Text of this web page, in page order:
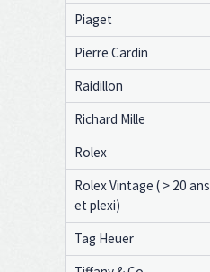
Piaget
Pierre Cardin
Raidillon
Richard Mille
Rolex
Rolex Vintage ( > 20 ans
et plexi)
Tag Heuer